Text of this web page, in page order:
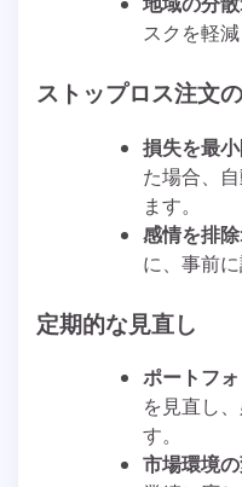
スクを軽減
ストップロス注文
損失を最
た場合、
ます。
感情を排除
に、事前
定期的な見直し
ポートフ
を見直し
す。
市場環境